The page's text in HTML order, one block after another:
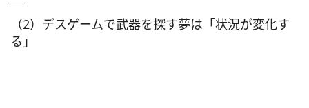
（2）デスゲームで武器を探す夢は「状況が変化す
る」